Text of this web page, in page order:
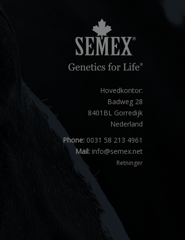
Hovedkontor:
Badweg 28
8401BL Gorredijk
Nederland
Phone:0031 58 213 4961
Mail: info@semex.net
Retninger